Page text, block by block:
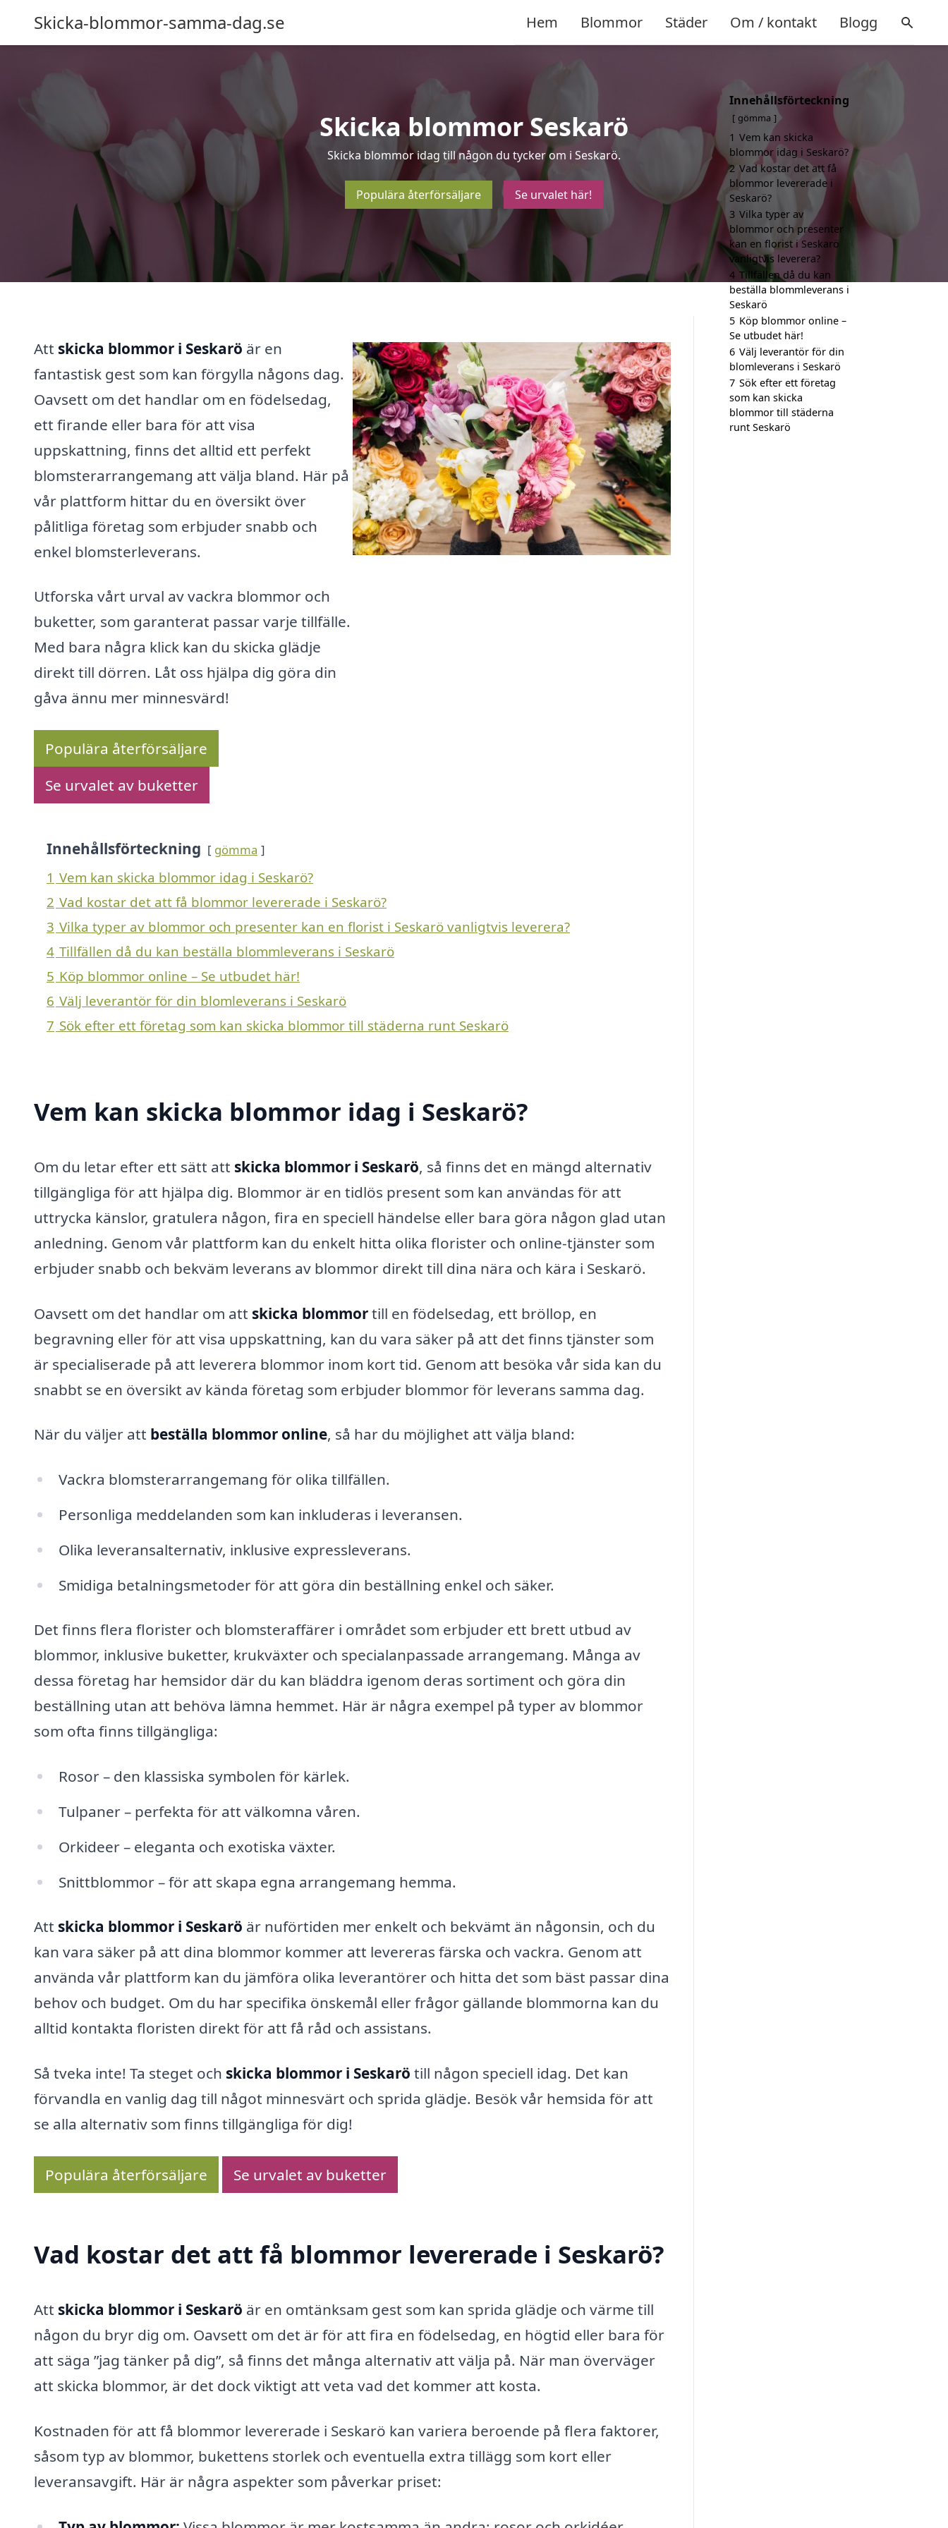
Skicka-blommor-samma-dag.se Hem Blommor Städer Om / kontakt Blogg
Skicka blommor Seskarö
Skicka blommor idag till någon du tycker om i Seskarö.
Populära återförsäljare Se urvalet här!
Att skicka blommor i Seskarö är en
fantastisk gest som kan förgylla någons dag.
Oavsett om det handlar om en födelsedag,
ett firande eller bara för att visa
uppskattning, finns det alltid ett perfekt
blomsterarrangemang att välja bland. Här på
vår plattform hittar du en översikt över
pålitliga företag som erbjuder snabb och
enkel blomsterleverans.
Utforska vårt urval av vackra blommor och
buketter, som garanterat passar varje tillfälle.
Med bara några klick kan du skicka glädje
direkt till dörren. Låt oss hjälpa dig göra din
gåva ännu mer minnesvärd!
Populära återförsäljare
Se urvalet av buketter
Innehållsförteckning gömma
1 Vem kan skicka blommor idag i Seskarö?
2 Vad kostar det att få blommor levererade i Seskarö?
3 Vilka typer av blommor och presenter kan en florist i Seskarö vanligtvis leverera?
4 Tillfällen då du kan beställa blommleverans i Seskarö
5 Köp blommor online – Se utbudet här!
6 Välj leverantör för din blomleverans i Seskarö
7 Sök efter ett företag som kan skicka blommor till städerna runt Seskarö
Vem kan skicka blommor idag i Seskarö?
Om du letar efter ett sätt att skicka blommor i Seskarö, så finns det en mängd alternativ
tillgängliga för att hjälpa dig. Blommor är en tidlös present som kan användas för att
uttrycka känslor, gratulera någon, fira en speciell händelse eller bara göra någon glad utan
anledning. Genom vår plattform kan du enkelt hitta olika florister och online-tjänster som
erbjuder snabb och bekväm leverans av blommor direkt till dina nära och kära i Seskarö.
Oavsett om det handlar om att skicka blommortill en födelsedag, ett bröllop, en
begravning eller för att visa uppskattning, kan du vara säker på att det finns tjänster som
är specialiserade på att leverera blommor inom kort tid. Genom att besöka vår sida kan du
snabbt se en översikt av kända företag som erbjuder blommor för leverans samma dag.
När du väljer att beställa blommor online, så har du möjlighet att välja bland:
Vackra blomsterarrangemang för olika tillfällen.
Personliga meddelanden som kan inkluderas i leveransen.
Olika leveransalternativ, inklusive expressleverans.
Smidiga betalningsmetoder för att göra din beställning enkel och säker.
Det finns flera florister och blomsteraffärer i området som erbjuder ett brett utbud av
blommor, inklusive buketter, krukväxter och specialanpassade arrangemang. Många av
dessa företag har hemsidor där du kan bläddra igenom deras sortiment och göra din
beställning utan att behöva lämna hemmet. Här är några exempel på typer av blommor
som ofta finns tillgängliga:
Rosor – den klassiska symbolen för kärlek.
Tulpaner – perfekta för att välkomna våren.
Orkideer – eleganta och exotiska växter.
Snittblommor – för att skapa egna arrangemang hemma.
Att skicka blommor i Seskarö är nuförtiden mer enkelt och bekvämt än någonsin, och du
kan vara säker på att dina blommor kommer att levereras färska och vackra. Genom att
använda vår plattform kan du jämföra olika leverantörer och hitta det som bäst passar dina
behov och budget. Om du har specifika önskemål eller frågor gällande blommorna kan du
alltid kontakta floristen direkt för att få råd och assistans.
Så tveka inte! Ta steget och skicka blommor i Seskarö till någon speciell idag. Det kan
förvandla en vanlig dag till något minnesvärt och sprida glädje. Besök vår hemsida för att
se alla alternativ som finns tillgängliga för dig!
Populära återförsäljare Se urvalet av buketter
Vad kostar det att få blommor levererade i Seskarö?
Att skicka blommor i Seskarö är en omtänksam gest som kan sprida glädje och värme till
någon du bryr dig om. Oavsett om det är för att fira en födelsedag, en högtid eller bara för
att säga ”jag tänker på dig”, så finns det många alternativ att välja på. När man överväger
att skicka blommor, är det dock viktigt att veta vad det kommer att kosta.
Kostnaden för att få blommor levererade i Seskarö kan variera beroende på flera faktorer,
såsom typ av blommor, bukettens storlek och eventuella extra tillägg som kort eller
leveransavgift. Här är några aspekter som påverkar priset:
Innehållsförteckning
gömma
1 Vem kan skicka
blommor idag i Seskarö?
2 Vad kostar det att få
blommor levererade i
Seskarö?
3 Vilka typer av
blommor och presenter
kan en florist i Seskarö
vanligtvis leverera?
4 Tillfällen då du kan
beställa blommleverans i
Seskarö
5 Köp blommor online –
Se utbudet här!
6 Välj leverantör för din
blomleverans i Seskarö
7 Sök efter ett företag
som kan skicka
blommor till städerna
runt Seskarö